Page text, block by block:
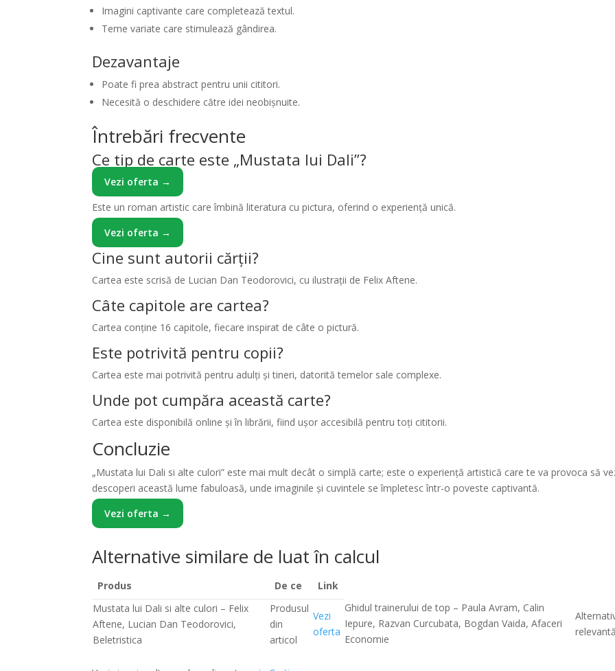
Imagini captivante care completează textul.
Teme variate care stimulează gândirea.
Dezavantaje
Poate fi prea abstract pentru unii cititori.
Necesită o deschidere către idei neobișnuite.
Întrebări frecvente
Ce tip de carte este „Mustata lui Dali”?
Vezi oferta →
Este un roman artistic care îmbină literatura cu pictura, oferind o experiență unică.
Vezi oferta →
Cine sunt autorii cărții?
Cartea este scrisă de Lucian Dan Teodorovici, cu ilustrații de Felix Aftene.
Câte capitole are cartea?
Cartea conține 16 capitole, fiecare inspirat de câte o pictură.
Este potrivită pentru copii?
Cartea este mai potrivită pentru adulți și tineri, datorită temelor sale complexe.
Unde pot cumpăra această carte?
Cartea este disponibilă online și în librării, fiind ușor accesibilă pentru toți cititorii.
Concluzie
„Mustata lui Dali si alte culori” este mai mult decât o simplă carte; este o experiență artistică care te va provoca să
descoperi această lume fabuloasă, unde imaginile și cuvintele se împletesc într-o poveste captivantă.
Vezi oferta →
Alternative similare de luat în calcul
Produs De ce
Link
Mustata lui Dali si alte culori – Felix
Aftene, Lucian Dan Teodorovici,
Beletristica
Produsul
din
articol
Vezi
oferta
Ghidul trainerului de top – Paula Avram, Calin
Iepure, Razvan Curcubata, Bogdan Vaida, Afaceri
Economie
relevantă